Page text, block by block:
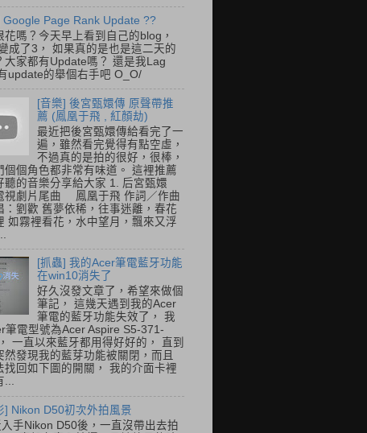
Google Page Rank Update ??
花嗎？今天早上看到自己的blog，
成了3， 如果真的是也是這二天的
大家都有Update嗎？ 還是我Lag
update的舉個右手吧 O_O/
[音樂] 後宮甄嬛傳 原聲帶推
薦 (鳳凰于飛 , 紅顏劫)
最近把後宮甄嬛傳給看完了一
遍，雖然看完覺得有點空虛，
不過真的是拍的很好，很棒，
個個角色都非常有味道。 這裡推薦
聽的音樂分享給大家 1. 后宮甄嬛
劇片尾曲 鳳凰于飛 作詞／作曲
：劉歡 舊夢依稀，往事迷離，春花
如霧裡看花，水中望月，飄來又浮
[抓蟲] 我的Acer筆電藍牙功能
在win10消失了
好久沒發文章了，希望來做個
筆記， 這幾天遇到我的Acer
筆電的藍牙功能失效了， 我
筆電型號為Acer Aspire S5-371-
一直以來藍牙都用得好好的， 直到
然發現我的藍芽功能被關閉，而且
找回如下圖的開關， 我的介面卡裡
...
] Nikon D50初次外拍風景
手Nikon D50後，一直沒帶出去拍